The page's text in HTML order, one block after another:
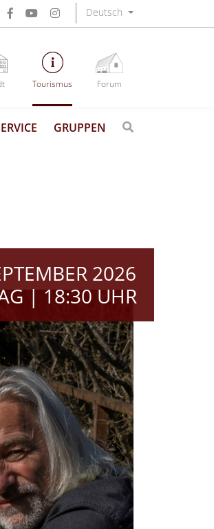
Deutsch
Tourismus Forum
GRUPPEN
2026
| 18:30 UHR